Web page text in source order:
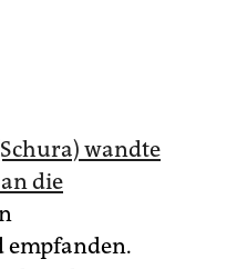
wandte
die
empfanden.